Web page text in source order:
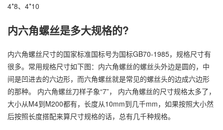
4*8、4*10
内六角螺丝是多大规格的?
内六角螺丝尺寸的国家标准国标号为国标GB70-1985，规格尺寸有
很多。常用规格尺寸如下图：内六角螺丝的螺丝头外边是圆的，中
间是凹进去的六边形，而六角螺丝就是常见的螺丝头的边成六边形
的那种。 内六角螺丝刀样子象“7”， 内六角螺丝的尺寸规格太多了，
大小从M4到M200都有，长度从10mm到几千mm，如果按照大小然
后按照长度搭配来算尺寸规格的话，总有几千种规格。